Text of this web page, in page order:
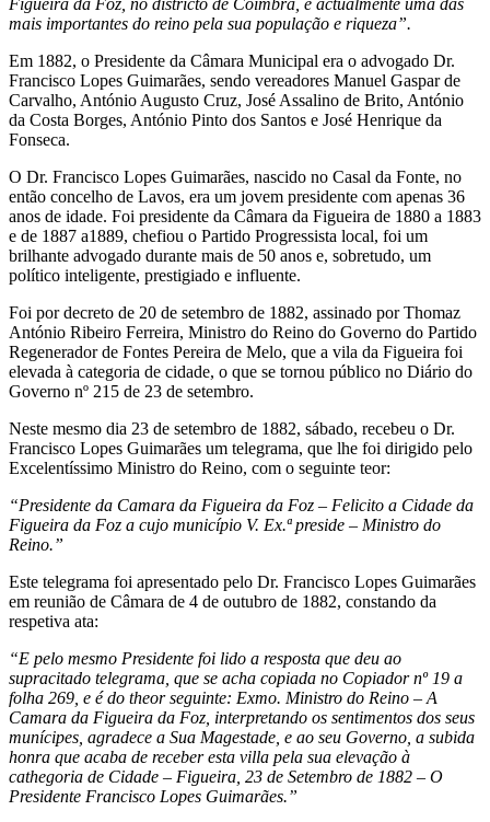
Figueira da Foz, no districto de Coimbra, é actualmente uma das
mais importantes do reino pela sua população e riqueza”.
Em 1882, o Presidente da Câmara Municipal era o advogado Dr.
Francisco Lopes Guimarães, sendo vereadores Manuel Gaspar de
Carvalho, António Augusto Cruz, José Assalino de Brito, António
da Costa Borges, António Pinto dos Santos e José Henrique da
Fonseca.
O Dr. Francisco Lopes Guimarães, nascido no Casal da Fonte, no
então concelho de Lavos, era um jovem presidente com apenas 36
anos de idade. Foi presidente da Câmara da Figueira de 1880 a 1883
e de 1887 a1889, chefiou o Partido Progressista local, foi um
brilhante advogado durante mais de 50 anos e, sobretudo, um
político inteligente, prestigiado e influente.
Foi por decreto de 20 de setembro de 1882, assinado por Thomaz
António Ribeiro Ferreira, Ministro do Reino do Governo do Partido
Regenerador de Fontes Pereira de Melo, que a vila da Figueira foi
elevada à categoria de cidade, o que se tornou público no Diário do
Governo nº 215 de 23 de setembro.
Neste mesmo dia 23 de setembro de 1882, sábado, recebeu o Dr.
Francisco Lopes Guimarães um telegrama, que lhe foi dirigido pelo
Excelentíssimo Ministro do Reino, com o seguinte teor:
“Presidente da Camara da Figueira da Foz – Felicito a Cidade da
Figueira da Foz a cujo município V. Ex.ª preside – Ministro do
Reino.”
Este telegrama foi apresentado pelo Dr. Francisco Lopes Guimarães
em reunião de Câmara de 4 de outubro de 1882, constando da
respetiva ata:
“E pelo mesmo Presidente foi lido a resposta que deu ao
supracitado telegrama, que se acha copiada no Copiador nº 19 a
folha 269, e é do theor seguinte: Exmo. Ministro do Reino – A
Camara da Figueira da Foz, interpretando os sentimentos dos seus
munícipes, agradece a Sua Magestade, e ao seu Governo, a subida
honra que acaba de receber esta villa pela sua elevação à
cathegoria de Cidade – Figueira, 23 de Setembro de 1882 – O
Presidente Francisco Lopes Guimarães.”